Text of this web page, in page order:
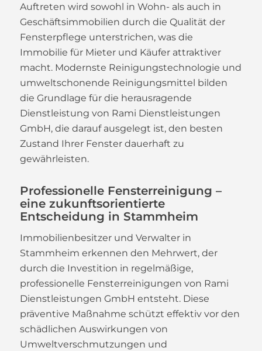
Auftreten wird sowohl in Wohn- als auch in
Geschäftsimmobilien durch die Qualität der
Fensterpflege unterstrichen, was die
Immobilie für Mieter und Käufer attraktiver
macht. Modernste Reinigungstechnologie und
umweltschonende Reinigungsmittel bilden
die Grundlage für die herausragende
Dienstleistung von Rami Dienstleistungen
GmbH, die darauf ausgelegt ist, den besten
Zustand Ihrer Fenster dauerhaft zu
gewährleisten.
Professionelle Fensterreinigung –
eine zukunftsorientierte
Entscheidung in Stammheim
Immobilienbesitzer und Verwalter in
Stammheim erkennen den Mehrwert, der
durch die Investition in regelmäßige,
professionelle Fensterreinigungen von Rami
Dienstleistungen GmbH entsteht. Diese
präventive Maßnahme schützt effektiv vor den
schädlichen Auswirkungen von
Umweltverschmutzungen und